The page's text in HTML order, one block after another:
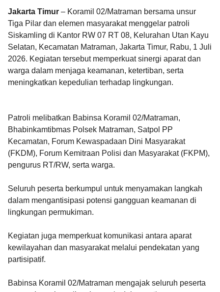
Jakarta Timur – Koramil 02/Matraman bersama unsur
Tiga Pilar dan elemen masyarakat menggelar patroli
Siskamling di Kantor RW 07 RT 08, Kelurahan Utan Kayu
Selatan, Kecamatan Matraman, Jakarta Timur, Rabu, 1 Juli
2026. Kegiatan tersebut memperkuat sinergi aparat dan
warga dalam menjaga keamanan, ketertiban, serta
meningkatkan kepedulian terhadap lingkungan.
Patroli melibatkan Babinsa Koramil 02/Matraman,
Bhabinkamtibmas Polsek Matraman, Satpol PP
Kecamatan, Forum Kewaspadaan Dini Masyarakat
(FKDM), Forum Kemitraan Polisi dan Masyarakat (FKPM),
pengurus RT/RW, serta warga.
Seluruh peserta berkumpul untuk menyamakan langkah
dalam mengantisipasi potensi gangguan keamanan di
lingkungan permukiman.
Kegiatan juga memperkuat komunikasi antara aparat
kewilayahan dan masyarakat melalui pendekatan yang
partisipatif.
Babinsa Koramil 02/Matraman mengajak seluruh peserta